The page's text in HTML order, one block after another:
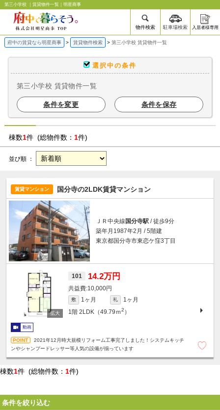
第三小学校 ｜賃貸物件一覧｜明星商事
物件検索 駐車場検索 入居者様専用
府中の賃貸なら明星商事 賃貸物件検索 第三小学校 賃貸物件一覧
選択中の条件
第三小学校 賃貸物件一覧
条件を変更 条件を保存
棟数1件 (総物件数： 1件)
並び順 ：
賃貸マンション 国分寺の2LDK賃貸マンション
ＪＲ中央線 国分寺駅 / 徒歩9分
築年月1987年2月 / 5階建
東京都国分寺市東恋ケ窪3丁目
101 14.2万円
10,000円
敷 1ヶ月 礼
1ヶ月
1階 2LDK（49.79ｍ2 ）
動画
2021年12月時大規模リフォーム工事完了しました！システムキッチ
ンやシャンプードレッサー等人気の設備が揃っています
棟数1件 (総物件数： 1件)
条件を絞り込む